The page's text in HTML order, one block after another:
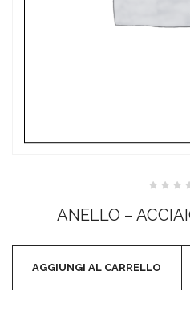
su
5
ANELLO –
AGGIUNGI AL CARRELLO